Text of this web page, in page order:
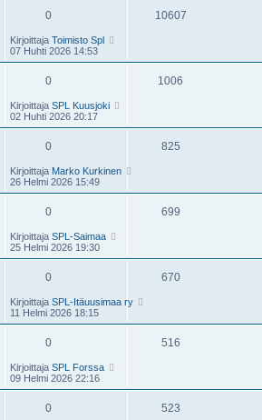
0 10607
Kirjoittaja Toimisto Spl
07 Huhti 2026 14:53
0 1006
Kirjoittaja SPL Kuusjoki
02 Huhti 2026 20:17
0 825
Kirjoittaja Marko Kurkinen
26 Helmi 2026 15:49
0 699
Kirjoittaja SPL-Saimaa
25 Helmi 2026 19:30
0 670
Kirjoittaja SPL-Itäuusimaa ry
11 Helmi 2026 18:15
0 516
Kirjoittaja SPL Forssa
09 Helmi 2026 22:16
0 523